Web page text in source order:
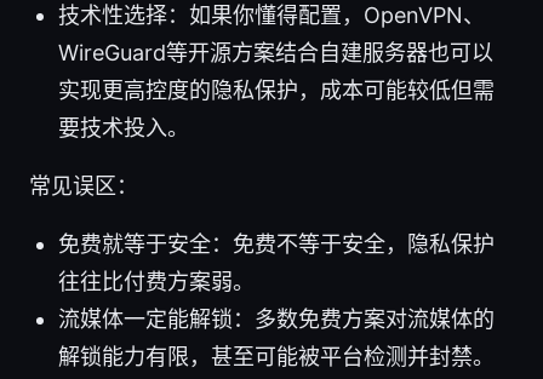
技术性选择：如果你懂得配置，OpenVPN、
WireGuard等开源方案结合自建服务器也可以
实现更高控度的隐私保护，成本可能较低但需
要技术投入。
常见误区：
免费就等于安全：免费不等于安全，隐私保护
往往比付费方案弱。
流媒体一定能解锁：多数免费方案对流媒体的
解锁能力有限，甚至可能被平台检测并封禁。